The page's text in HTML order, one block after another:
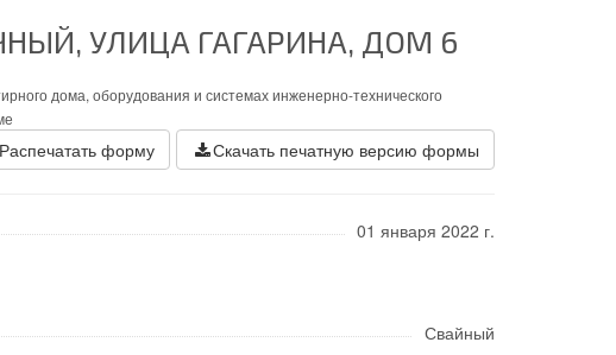
УЛИЦА ГАГАРИНА, ДОМ 6
дома, оборудования и системах инженерно-технического
Распечатать форму Скачать печатную версию формы
01 января 2022 г.
Свайный